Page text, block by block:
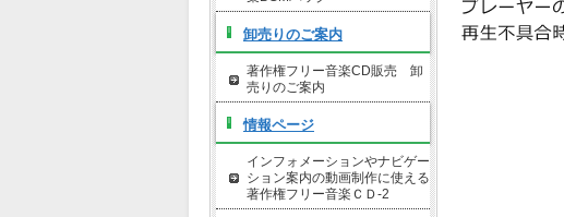
卸売りのご案内
著作権フリー音楽CD販売 卸
売りのご案内
情報ページ
インフォメーションやナビゲー
ション案内の動画制作に使える
著作権フリー音楽ＣＤ-2